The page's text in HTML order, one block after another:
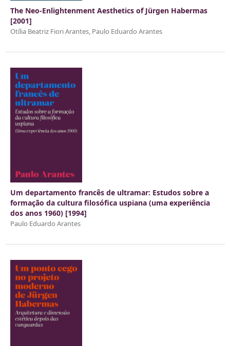
The Neo-Enlightenment Aesthetics of Jürgen Habermas
[2001]
Otília Beatriz Fiori Arantes, Paulo Eduardo Arantes
Um departamento francês de ultramar: Estudos sobre a
formação da cultura filosófica uspiana (uma experiência
dos anos 1960) [1994]
Paulo Eduardo Arantes